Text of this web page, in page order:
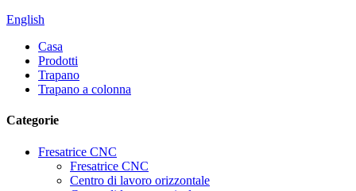
English
Casa
Prodotti
Trapano
Trapano a colonna
Categorie
Fresatrice CNC
Fresatrice CNC
Centro di lavoro orizzontale